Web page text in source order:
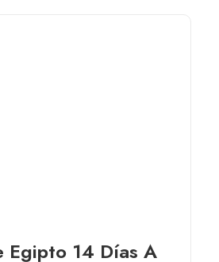
Egipto 14 Días A